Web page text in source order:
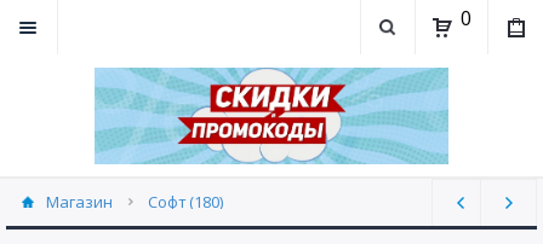
0
Магазин Софт (180)